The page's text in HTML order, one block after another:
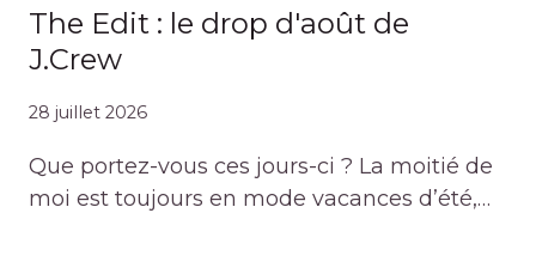
The Edit : le drop d'août de
J.Crew
28 juillet 2026
Que portez-vous ces jours-ci ? La moitié de
moi est toujours en mode vacances d’été,…